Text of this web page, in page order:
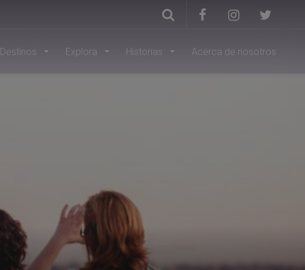
Destinos Explora Historias Acerca de nosotros